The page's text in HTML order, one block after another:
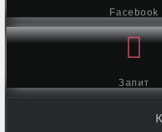
Facebook
Запит